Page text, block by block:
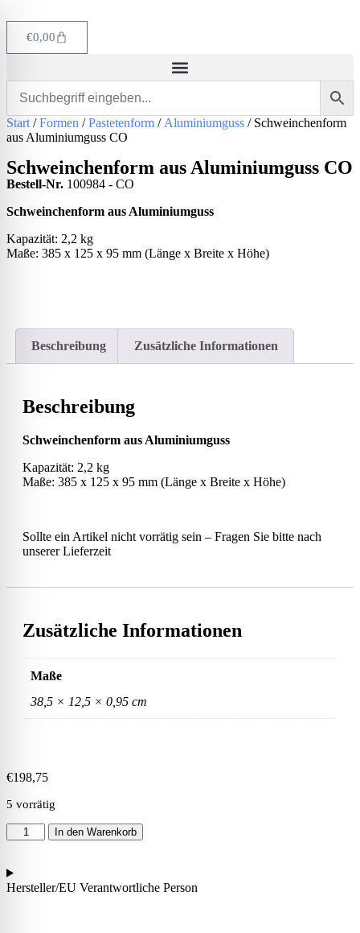
€0,00
Start /Formen /Pastetenform / Aluminiumguss / Schweinchenform
aus Aluminiumguss CO
Schweinchenform aus Aluminiumguss CO
Bestell-Nr. 100984 - CO
Schweinchenform aus Aluminiumguss
Kapazität: 2,2 kg
Maße: 385 x 125 x 95 mm (Länge x Breite x Höhe)
Beschreibung Zusätzliche Informationen
Beschreibung
Schweinchenform aus Aluminiumguss
Kapazität: 2,2 kg
Maße: 385 x 125 x 95 mm (Länge x Breite x Höhe)
Sollte ein Artikel nicht vorrätig sein – Fragen Sie bitte nach
unserer Lieferzeit
Zusätzliche Informationen
Maße
38,5 × 12,5 × 0,95 cm
€198,75
5 vorrätig
In den Warenkorb
Hersteller/EU Verantwortliche Person